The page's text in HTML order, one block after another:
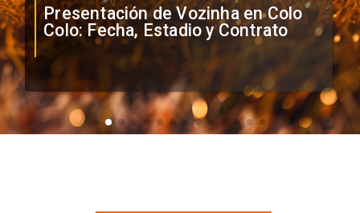
Presentación de Vozinha en Colo
Colo: Fecha, Estadio y Contrato